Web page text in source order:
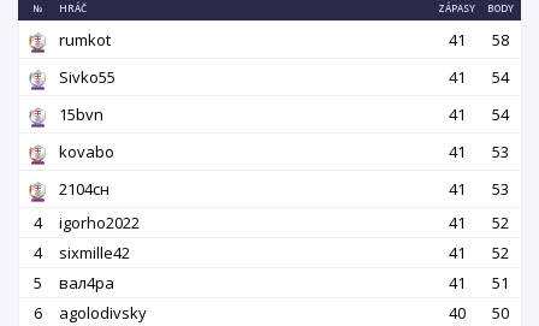
№ HRÁČ ZÁPASY BODY
rumkot 41
58
Sivko55
41
54
15bvn
41
54
kovabo
41
53
2104сн
41
53
4
igorho2022 41
52
4
sixmille42 41
52
5
вал4ра 41
51
6
agolodivsky 40
50